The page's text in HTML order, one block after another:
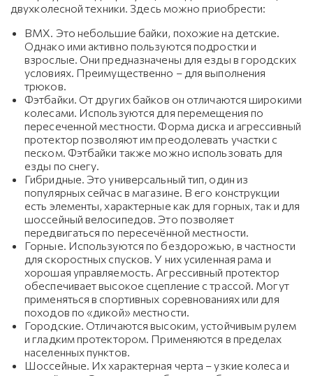
двухколесной техники. Здесь можно приобрести:
BMX. Это небольшие байки, похожие на детские.
Однако ими активно пользуются подростки и
взрослые. Они предназначены для езды в городских
условиях. Преимущественно – для выполнения
трюков.
Фэтбайки. От других байков он отличаются широкими
колесами. Используются для перемещения по
пересеченной местности. Форма диска и агрессивный
протектор позволяют им преодолевать участки с
песком. Фэтбайки также можно использовать для
езды по снегу.
Гибридные. Это универсальный тип, один из
популярных сейчас в магазине. В его конструкции
есть элементы, характерные как для горных, так и для
шоссейный велосипедов. Это позволяет
передвигаться по пересечённой местности.
Горные. Используются по бездорожью, в частности
для скоростных спусков. У них усиленная рама и
хорошая управляемость. Агрессивный протектор
обеспечивает высокое сцепление с трассой. Могут
применяться в спортивных соревнованиях или для
походов по «дикой» местности.
Городские. Отличаются высоким, устойчивым рулем
и гладким протектором. Применяются в пределах
населенных пунктов.
Шоссейные. Их характерная черта – узкие колеса и